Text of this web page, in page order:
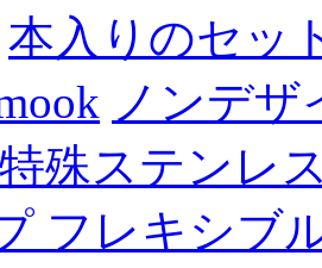
本入りのセッ
ノンデザ
特殊ステンレ
フレキシブ